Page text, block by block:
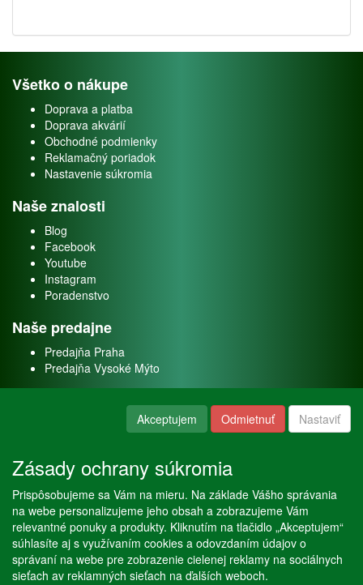
Všetko o nákupe
Doprava a platba
Doprava akvárií
Obchodné podmienky
Reklamačný poriadok
Nastavenie súkromia
Naše znalosti
Blog
Facebook
Youtube
Instagram
Poradenstvo
Naše predajne
Predajňa Praha
Predajňa Vysoké Mýto
Naše služby
Servis
Predaj akváriových rýb
Predaj akváriových rastlín
Akceptujem Odmietnuť Nastaviť
Zásady ochrany súkromia
Prispôsobujeme sa Vám na mieru. Na základe Vášho správania
na webe personalizujeme jeho obsah a zobrazujeme Vám
relevantné ponuky a produkty. Kliknutím na tlačidlo „Akceptujem“
súhlasíte aj s využívaním cookies a odovzdaním údajov o
správaní na webe pre zobrazenie cielenej reklamy na sociálnych
sieťach av reklamných sieťach na ďalších weboch.